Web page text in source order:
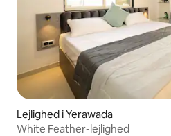
Lejlighed i Yerawada
White Feather-lejlighed